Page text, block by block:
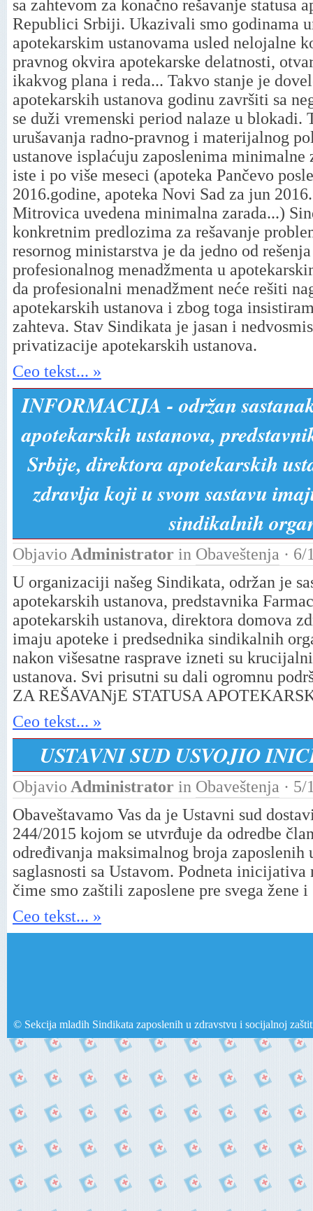
sa zahtevom za konačno rešavanje statusa
Republici Srbiji. Ukazivali smo godinama
apotekarskim ustanovama usled nelojalne
pravnog okvira apotekarske delatnosti,
ikakvog plana i reda... Takvo stanje je
apotekarskih ustanova godinu završiti sa
se duži vremenski period nalaze u blokadi.
urušavanja radno-pravnog i materijalnog
ustanove isplaćuju zaposlenima
iste i po više meseci (apoteka Pančevo
2016.godine, apoteka Novi Sad za jun
Mitrovica uvedena minimalna zarada...)
konkretnim predlozima za rešavanje
resornog ministarstva je da jedno od
profesionalnog menadžmenta u
da profesionalni menadžment neće rešiti
apotekarskih ustanova i zbog toga
zahteva. Stav Sindikata je jasan i
privatizacije apotekarskih ustanova.
Ceo tekst... »
INFORMACIJA - održan
apotekarskih ustanova,
Srbije, direktora apotekarskih
zdravlja koji u svom sastavu
sindikalnih
Objavio Administrator in Obaveštenja ·
U organizaciji našeg Sindikata, održan je
apotekarskih ustanova, predstavnika
apotekarskih ustanova, direktora domova
imaju apoteke i predsednika sindikalnih
nakon višesatne rasprave izneti su
ustanova. Svi prisutni su dali ogromnu
ZA REŠAVANjE STATUSA
Ceo tekst... »
USTAVNI SUD USVOJIO
Objavio Administrator in Obaveštenja ·
Obaveštavamo Vas da je Ustavni sud
244/2015 kojom se utvrđuje da odredbe
određivanja maksimalnog broja zaposlenih
saglasnosti sa Ustavom. Podneta inicijativa
čime smo zaštili zaposlene pre svega
Ceo tekst... »
© Sekcija mladih Sindikata zaposlenih u zdravstvu i socijalnoj